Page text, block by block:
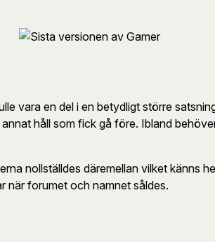
vara en del i en betydligt större
håll som fick gå före. Ibland
nollställdes däremellan vilket känns
när forumet och namnet såldes.